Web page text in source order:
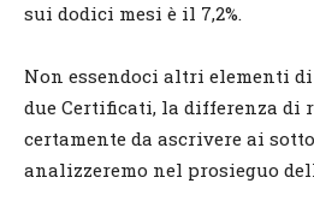
sui dodici mesi è il 7,2%.
Non essendoci altri elementi
due Certificati, la differenza di
certamente da ascrivere ai
analizzeremo nel prosieguo